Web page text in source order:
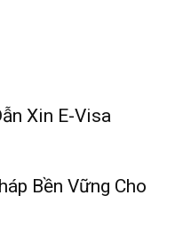
Xin E-Visa
Bền Vững Cho